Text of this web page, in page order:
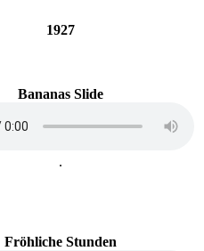
1927
Bananas Slide
.
Fröhliche Stunden